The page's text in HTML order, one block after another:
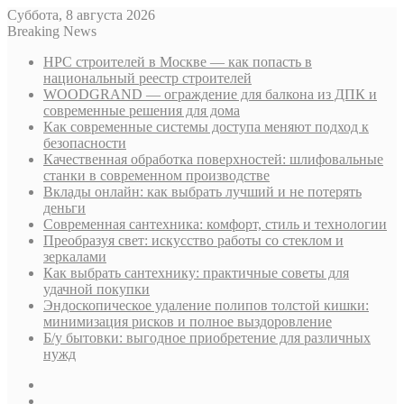
Суббота, 8 августа 2026
Breaking News
НРС строителей в Москве — как попасть в
национальный реестр строителей
WOODGRAND — ограждение для балкона из ДПК и
современные решения для дома
Как современные системы доступа меняют подход к
безопасности
Качественная обработка поверхностей: шлифовальные
станки в современном производстве
Вклады онлайн: как выбрать лучший и не потерять
деньги
Современная сантехника: комфорт, стиль и технологии
Преобразуя свет: искусство работы со стеклом и
зеркалами
Как выбрать сантехнику: практичные советы для
удачной покупки
Эндоскопическое удаление полипов толстой кишки:
минимизация рисков и полное выздоровление
Б/у бытовки: выгодное приобретение для различных
нужд